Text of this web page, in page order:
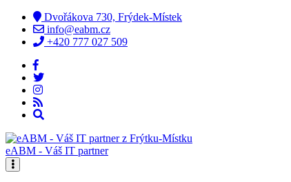
Dvořákova 730, Frýdek-Místek
info@eabm.cz
+420 777 027 509
eABM - Váš IT partner